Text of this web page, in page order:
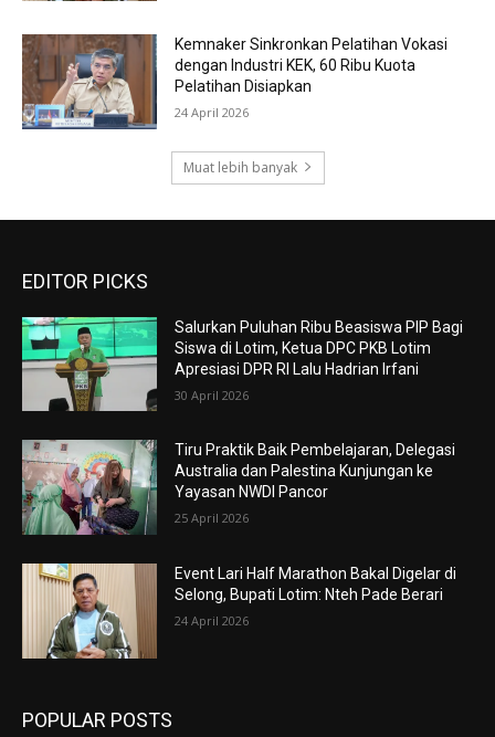
Kemnaker Sinkronkan Pelatihan Vokasi
dengan Industri KEK, 60 Ribu Kuota
Pelatihan Disiapkan
24 April 2026
Muat lebih banyak
EDITOR PICKS
Salurkan Puluhan Ribu Beasiswa PIP Bagi
Siswa di Lotim, Ketua DPC PKB Lotim
Apresiasi DPR RI Lalu Hadrian Irfani
30 April 2026
Tiru Praktik Baik Pembelajaran, Delegasi
Australia dan Palestina Kunjungan ke
Yayasan NWDI Pancor
25 April 2026
Event Lari Half Marathon Bakal Digelar di
Selong, Bupati Lotim: Nteh Pade Berari
24 April 2026
POPULAR POSTS